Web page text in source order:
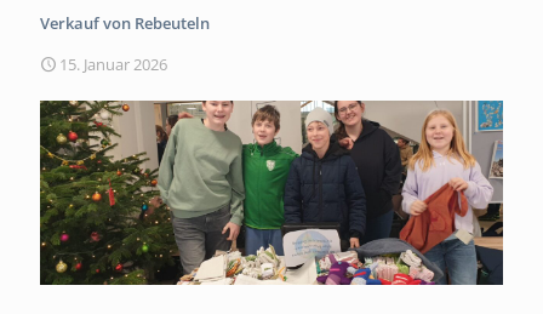
Verkauf von Rebeuteln
15. Januar 2026